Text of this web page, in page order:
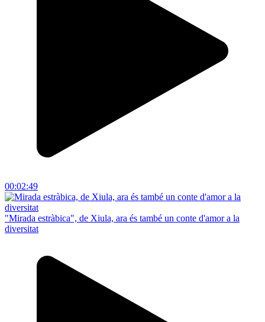
00:02:49
"Mirada estràbica", de Xiula, ara és també un conte d'amor a la
diversitat